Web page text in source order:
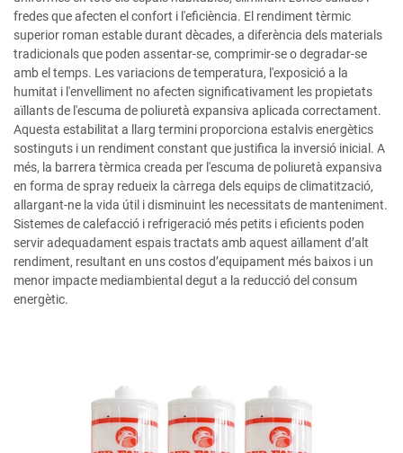
fredes que afecten el confort i l'eficiència. El rendiment tèrmic
superior roman estable durant dècades, a diferència dels materials
tradicionals que poden assentar-se, comprimir-se o degradar-se
amb el temps. Les variacions de temperatura, l'exposició a la
humitat i l'envelliment no afecten significativament les propietats
aïllants de l'escuma de poliuretà expansiva aplicada correctament.
Aquesta estabilitat a llarg termini proporciona estalvis energètics
sostinguts i un rendiment constant que justifica la inversió inicial. A
més, la barrera tèrmica creada per l'escuma de poliuretà expansiva
en forma de spray redueix la càrrega dels equips de climatització,
allargant-ne la vida útil i disminuint les necessitats de manteniment.
Sistemes de calefacció i refrigeració més petits i eficients poden
servir adequadament espais tractats amb aquest aïllament d’alt
rendiment, resultant en uns costos d’equipament més baixos i un
menor impacte mediambiental degut a la reducció del consum
energètic.